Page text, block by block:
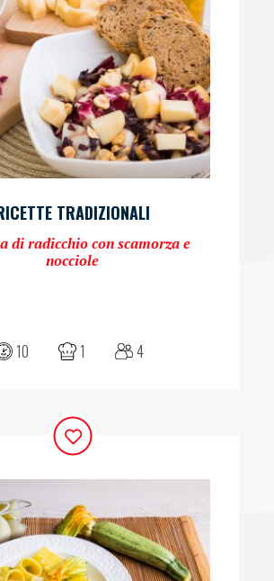
TRADIZIONALI
di radicchio con scamorza e
nocciole
10 1 4